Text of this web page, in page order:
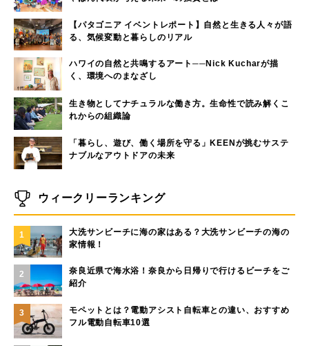
【パタゴニア イベントレポート】自然と生きる人々が語
る、気候変動と暮らしのリアル
ハワイの自然と共鳴するアート──Nick Kucharが描
く、環境へのまなざし
生き物としてナチュラルな働き方。生命性で読み解くこ
れからの組織論
「暮らし、遊び、働く場所を守る」KEENが挑むサステ
ナブルなアウトドアの未来
ウィークリーランキング
1
大洗サンビーチに海の家はある？大洗サンビーチの海の
家情報！
2
奈良近県で海水浴！奈良から日帰りで行けるビーチをご
紹介
3
モペットとは？電動アシスト自転車との違い、おすすめ
フル電動自転車10選